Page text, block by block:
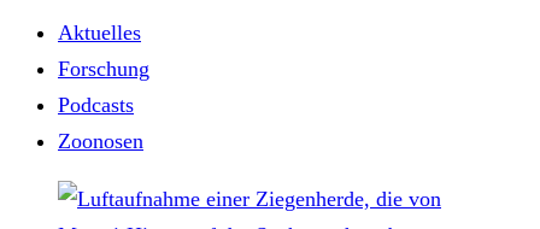
Aktuelles
Forschung
Podcasts
Zoonosen